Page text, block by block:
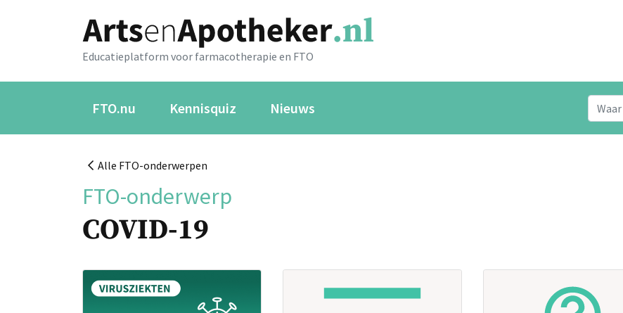
Educatieplatform voor farmacotherapie en FTO
FTO.nu Kennisquiz Nieuws
Alle FTO-onderwerpen
FTO-onderwerp
COVID-19